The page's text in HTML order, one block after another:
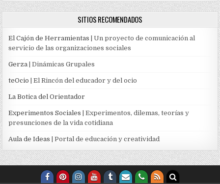
SITIOS RECOMENDADOS
El Cajón de Herramientas | Un proyecto de comunicación al
servicio de las organizaciones sociales
Gerza | Dinámicas Grupales
teOcio | El Rincón del educador y del ocio
La Botica del Orientador
Experimentos Sociales | Experimentos, dilemas, teorías y
presunciones de la vida cotidiana
Aula de Ideas | Portal de educación y creatividad